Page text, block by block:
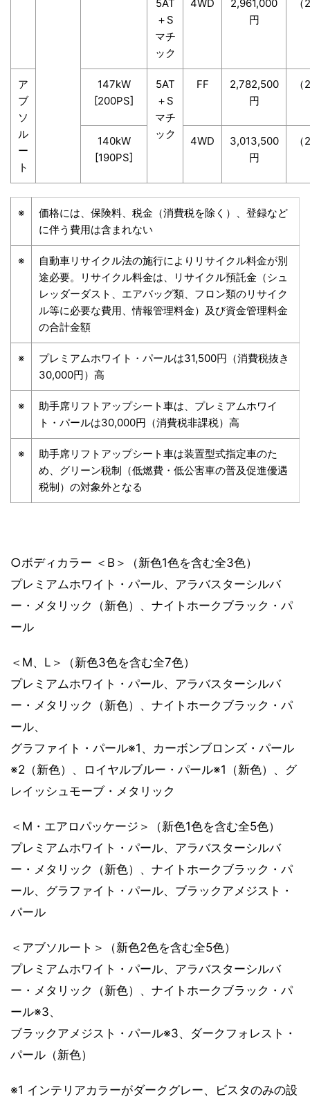
5AT
＋S
マチ
ック
4WD
2,961,000
円
ア
ブ
ソ
ル
ー
ト
147kW
[200PS]
5AT
＋S
マチ
ック
FF
2,782,500
円
140kW
[190PS]
4WD
3,013,500
円
※
価格には、保険料、税金（消費税を除く）、登録など
に伴う費用は含まれない
※
自動車リサイクル法の施行によりリサイクル料金が別
途必要。リサイクル料金は、リサイクル預託金（シュ
レッダーダスト、エアバッグ類、フロン類のリサイク
ル等に必要な費用、情報管理料金）及び資金管理料金
の合計金額
※
プレミアムホワイト・パールは31,500円（消費税抜き
30,000円）高
※
助手席リフトアップシート車は、プレミアムホワイ
ト・パールは30,000円（消費税非課税）高
※
助手席リフトアップシート車は装置型式指定車のた
め、グリーン税制（低燃費・低公害車の普及促進優遇
税制）の対象外となる
○ボディカラー ＜B＞（新色1色を含む全3色）
プレミアムホワイト・パール、アラバスターシルバ
ー・メタリック（新色）、ナイトホークブラック・パ
ール
＜M、L＞（新色3色を含む全7色）
プレミアムホワイト・パール、アラバスターシルバ
ー・メタリック（新色）、ナイトホークブラック・パ
ール、
グラファイト・パール※1、カーボンブロンズ・パール
※2（新色）、ロイヤルブルー・パール※1（新色）、グ
レイッシュモーブ・メタリック
＜M・エアロパッケージ＞（新色1色を含む全5色）
プレミアムホワイト・パール、アラバスターシルバ
ー・メタリック（新色）、ナイトホークブラック・パ
ール、グラファイト・パール、ブラックアメジスト・
パール
＜アブソルート＞（新色2色を含む全5色）
プレミアムホワイト・パール、アラバスターシルバ
ー・メタリック（新色）、ナイトホークブラック・パ
ール※3、
ブラックアメジスト・パール※3、ダークフォレスト・
パール（新色）
※1 インテリアカラーがダークグレー、ビスタのみの設